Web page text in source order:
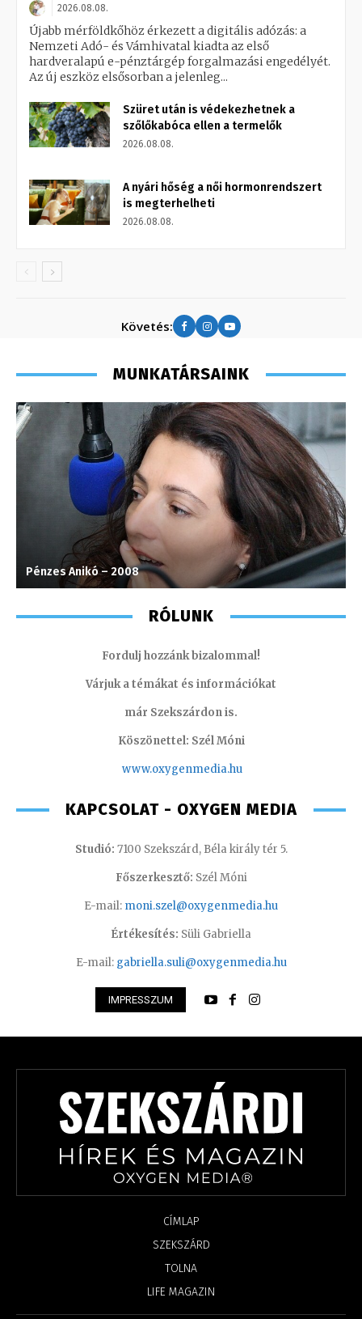
2026.08.08.
Újabb mérföldkőhöz érkezett a digitális adózás: a
Nemzeti Adó- és Vámhivatal kiadta az első
hardveralapú e-pénztárgép forgalmazási engedélyét.
Az új eszköz elsősorban a jelenleg...
Szüret után is védekezhetnek a
szőlőkabóca ellen a termelők
2026.08.08.
A nyári hőség a női hormonrendszert
is megterhelheti
2026.08.08.
Követés:
MUNKATÁRSAINK
Pénzes Anikó – 2008
RÓLUNK
Fordulj hozzánk bizalommal!
Várjuk a témákat és információkat
már Szekszárdon is.
Köszönettel: Szél Móni
www.oxygenmedia.hu
KAPCSOLAT - OXYGEN MEDIA
Studió: 7100 Szekszárd, Béla király tér 5.
Főszerkesztő: Szél Móni
E-mail: moni.szel@oxygenmedia.hu
Értékesítés: Süli Gabriella
E-mail: gabriella.suli@oxygenmedia.hu
IMPRESSZUM
CÍMLAP
SZEKSZÁRD
TOLNA
LIFE MAGAZIN